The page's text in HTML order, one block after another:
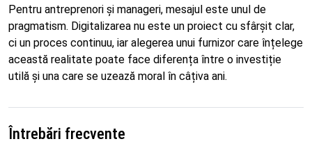
Pentru antreprenori și manageri, mesajul este unul de
pragmatism. Digitalizarea nu este un proiect cu sfârșit clar,
ci un proces continuu, iar alegerea unui furnizor care înțelege
această realitate poate face diferența între o investiție
utilă și una care se uzează moral în câțiva ani.
Întrebări frecvente